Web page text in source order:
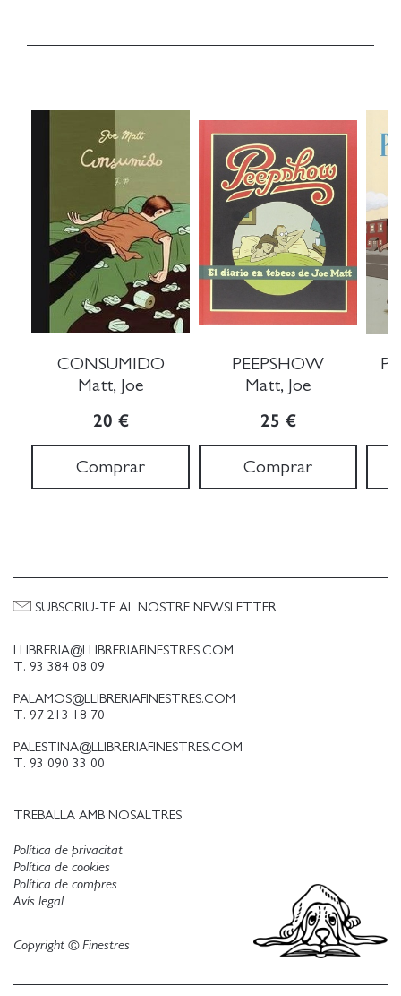
CONSUMIDO
Matt, Joe
20 €
Comprar
PEEPSHOW
Matt, Joe
25 €
Comprar
LLIBRERIA@LLIBRERIAFINESTRES.COM
T. 93 384 08 09
PALAMOS@LLIBRERIAFINESTRES.COM
T. 97 213 18 70
PALESTINA@LLIBRERIAFINESTRES.COM
T. 93 090 33 00
TREBALLA AMB NOSALTRES
SUBSCRIU-TE AL NOSTRE NEWSLETTER
Política de privacitat
Política de cookies
Avís legal
Política de compres
Copyright © Finestres